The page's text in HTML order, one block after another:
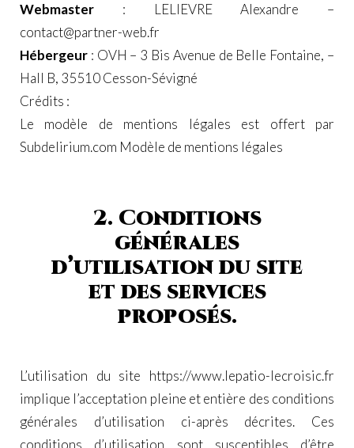
Webmaster : LELIEVRE Alexandre –
contact@partner-web.fr
Hébergeur : OVH – 3 Bis Avenue de Belle Fontaine, –
Hall B, 35510 Cesson-Sévigné
Crédits :
Le modèle de mentions légales est offert par
Subdelirium.com Modèle de mentions légales
2. Conditions
générales
d’utilisation du site
et des services
proposés.
L’utilisation du site https://www.lepatio-lecroisic.fr
implique l’acceptation pleine et entière des conditions
générales d’utilisation ci-après décrites. Ces
conditions d’utilisation sont susceptibles d’être